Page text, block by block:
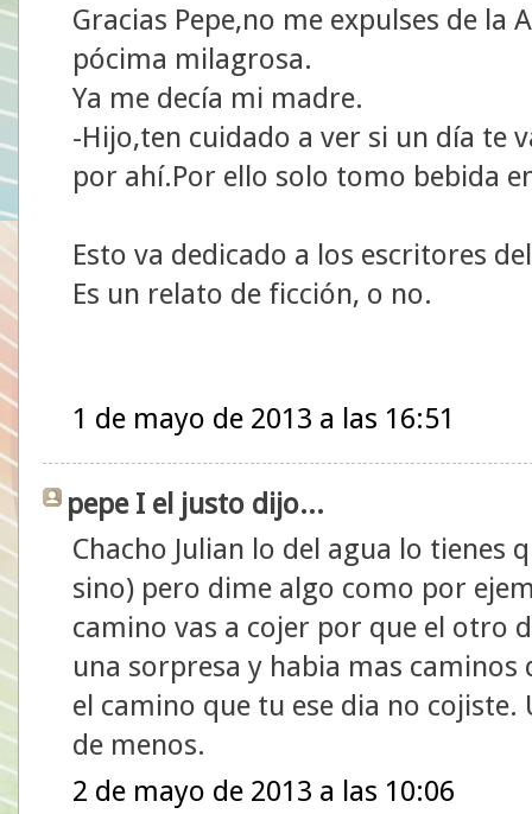
Gracias Pepe,no me expulses de
pócima milagrosa.
Ya me decía mi madre.
-Hijo,ten cuidado a ver si un día te
por ahí.Por ello solo tomo bebida
Esto va dedicado a los escritores
Es un relato de ficción, o no.
1 de mayo de 2013 a las 16:51
pepe I el justo dijo...
Chacho Julian lo del agua lo tienes
sino) pero dime algo como por
camino vas a cojer por que el otro
una sorpresa y habia mas
el camino que tu ese dia no
de menos.
2 de mayo de 2013 a las 10:06